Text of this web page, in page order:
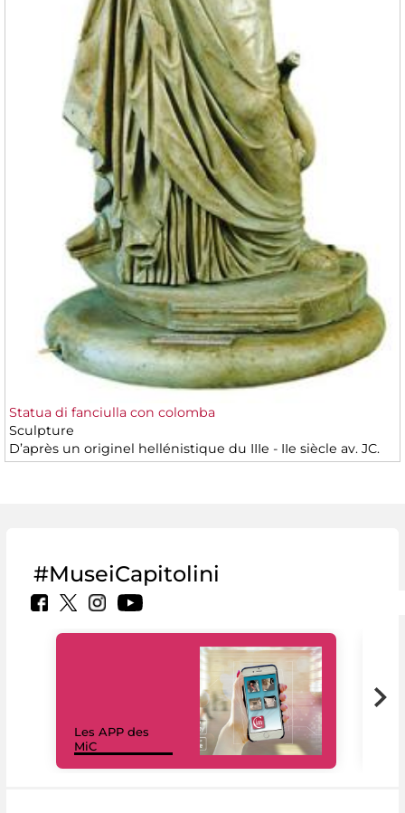
Statua di fanciulla con colomba
Sculpture
D’après un originel hellénistique du IIIe - IIe siècle av. JC.
#MuseiCapitolini
Les APP des
MiC